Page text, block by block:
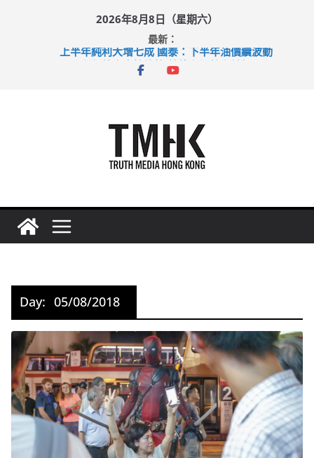
2026年8月8日（星期六）
最新：
上半年純利大增七成 國泰：下半年油價續波動
拜仁熱身賽挫維拉 啟德主場館奪錦標
Day: 05/08/2018